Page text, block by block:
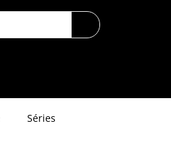
Séries